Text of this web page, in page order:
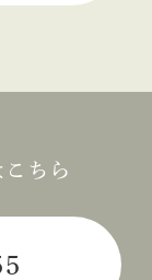
ちら